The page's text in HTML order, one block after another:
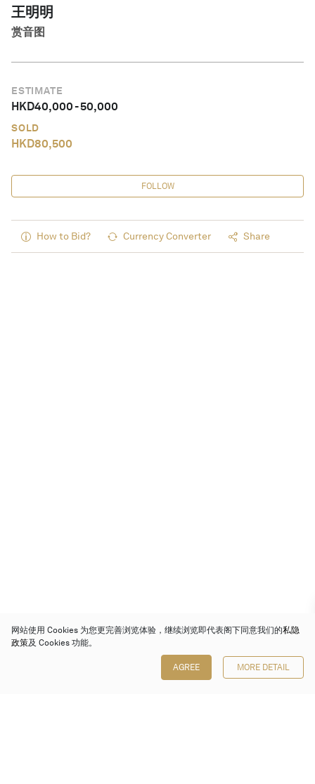
王明明
赏音图
ESTIMATE
HKD40,000-50,000
SOLD
HKD80,500
FOLLOW
How to Bid? Currency Converter Share
网站使用 Cookies 为您更完善浏览体验，继续浏览即代表阁下同意我们的私隐
政策及 Cookies 功能。
AGREE MORE DETAIL